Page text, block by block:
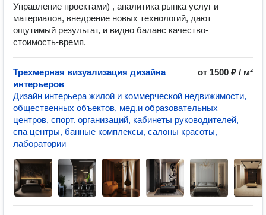
Управление проектами) , аналитика рынка услуг и
материалов, внедрение новых технологий, дают
ощутимый результат, и видно баланс качество-
стоимость-время.
Трехмерная визуализация дизайна
интерьеров
от 1500 ₽ / м²
Дизайн интерьера жилой и коммерческой недвижимости,
общественных объектов, мед.и образовательных
центров, спорт. организаций, кабинеты руководителей,
спа центры, банные комплексы, салоны красоты,
лаборатории